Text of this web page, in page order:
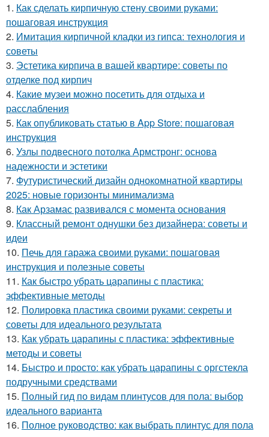
1. Как сделать кирпичную стену своими руками:
пошаговая инструкция
2. Имитация кирпичной кладки из гипса: технология и
советы
3. Эстетика кирпича в вашей квартире: советы по
отделке под кирпич
4. Какие музеи можно посетить для отдыха и
расслабления
5. Как опубликовать статью в App Store: пошаговая
инструкция
6. Узлы подвесного потолка Армстронг: основа
надежности и эстетики
7. Футуристический дизайн однокомнатной квартиры
2025: новые горизонты минимализма
8. Как Арзамас развивался с момента основания
9. Классный ремонт однушки без дизайнера: советы и
идеи
10. Печь для гаража своими руками: пошаговая
инструкция и полезные советы
11. Как быстро убрать царапины с пластика:
эффективные методы
12. Полировка пластика своими руками: секреты и
советы для идеального результата
13. Как убрать царапины с пластика: эффективные
методы и советы
14. Быстро и просто: как убрать царапины с оргстекла
подручными средствами
15. Полный гид по видам плинтусов для пола: выбор
идеального варианта
16. Полное руководство: как выбрать плинтус для пола